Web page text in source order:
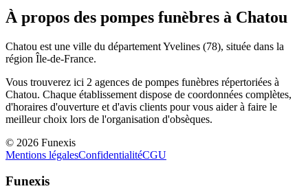
À propos des pompes funèbres à Chatou
Chatou est une ville du départementYvelines (78), située dans la
région Île-de-France.
Vous trouverez ici 2 agences de pompes funèbres répertoriées à
Chatou. Chaque établissement dispose de coordonnées complètes,
d'horaires d'ouverture et d'avis clients pour vous aider à faire le
meilleur choix lors de l'organisation d'obsèques.
© 2026 Funexis
Mentions légalesConfidentialitéCGU
Funexis